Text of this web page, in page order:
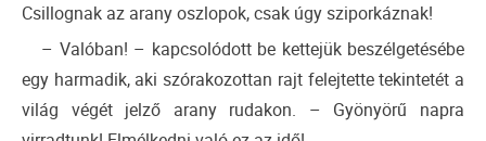
Csillognak az arany oszlopok, csak úgy sziporkáznak!
– Valóban! – kapcsolódott be kettejük beszélgetésébe
egy harmadik, aki szórakozottan rajt felejtette tekintetét a
világ végét jelző arany rudakon. – Gyönyörű napra